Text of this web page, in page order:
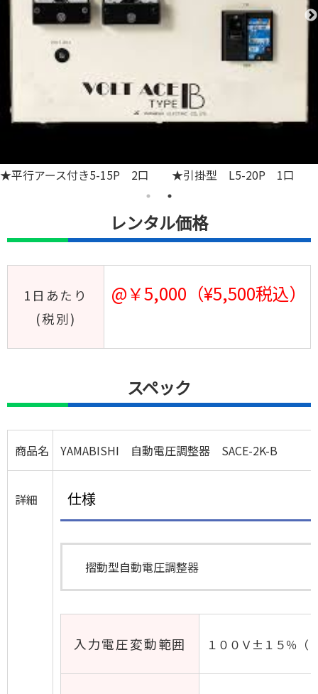
★平行アース付き5-15P 2口 ★引掛型 L5-20P 1口
レンタル価格
1日あたり
(税別)
@￥5,000（¥5,500税込）
スペック
商品名 YAMABISHI 自動電圧調整器 SACE-2K-B
詳細 仕様
摺動型自動電圧調整器
入力電圧変動範囲 １００Ｖ±１５％（